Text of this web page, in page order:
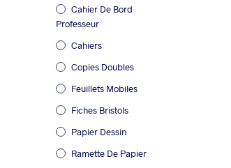
Cahier De Bord
Professeur
Cahiers
Copies Doubles
Feuillets Mobiles
Fiches Bristols
Papier Dessin
Ramette De Papier